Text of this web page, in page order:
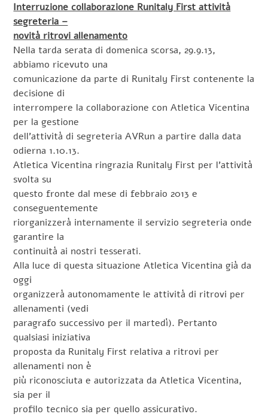
Interruzione collaborazione Runitaly First attività
segreteria –
novità ritrovi allenamento
Nella tarda serata di domenica scorsa, 29.9.13,
abbiamo ricevuto una
comunicazione da parte di Runitaly First contenente la
decisione di
interrompere la collaborazione con Atletica Vicentina
per la gestione
dell’attività di segreteria AVRun a partire dalla data
odierna 1.10.13.
Atletica Vicentina ringrazia Runitaly First per l’attività
svolta su
questo fronte dal mese di febbraio 2013 e
conseguentemente
riorganizzerà internamente il servizio segreteria onde
garantire la
continuità ai nostri tesserati.
Alla luce di questa situazione Atletica Vicentina già da
oggi
organizzerà autonomamente le attività di ritrovi per
allenamenti (vedi
paragrafo successivo per il martedì). Pertanto
qualsiasi iniziativa
proposta da Runitaly First relativa a ritrovi per
allenamenti non è
più riconosciuta e autorizzata da Atletica Vicentina,
sia per il
profilo tecnico sia per quello assicurativo.